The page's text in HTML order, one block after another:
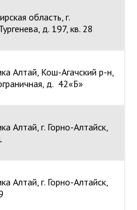
область, г.
д. 197, кв. 28
Алтай, Кош-Агачский р-н,
д. 42«Б»
Алтай, г. Горно-Алтайск,
Алтай, г. Горно-Алтайск,